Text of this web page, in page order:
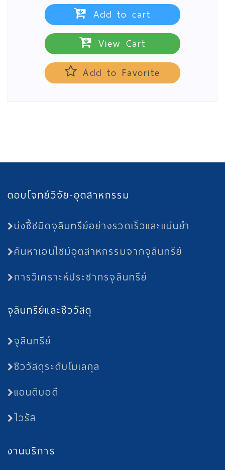
Add to cart
View Cart
Add to Favorite
ตอบโจทย์วิจัย-อุตสาหกรรม
บ่งชี้ชนิดจุลินทรีย์อย่างรวดเร็วและแม่นยำ
ค้นหาเอนไซม์อุตสาหกรรมจากจุลินทรีย์
การวิเคราะห์ประชากรจุลินทรีย์
จุลินทรีย์และชีววัสดุ
จุลินทรีย์
ชีววัสดุระดับโมเลกุล
แอนติบอดี
ไวรัส
งานบริการ